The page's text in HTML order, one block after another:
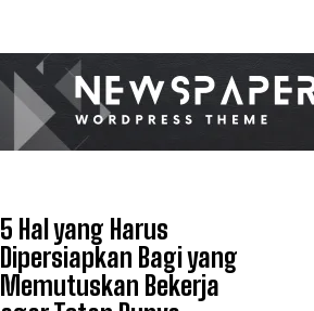
5 Hal yang Harus
Dipersiapkan Bagi yang
Memutuskan Bekerja